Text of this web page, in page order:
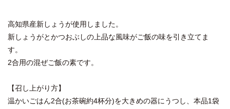
高知県産新しょうが使用しました。
新しょうがとかつおぶしの上品な風味がご飯の味を引き立てま
す。
2合用の混ぜご飯の素です。
【召し上がり方】
温かいごはん2合(お茶碗約4杯分)を大きめの器にうつし、本品1袋